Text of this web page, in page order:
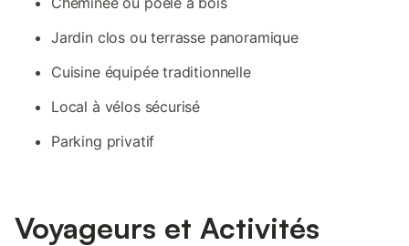
Jardin clos ou terrasse panoramique
Cuisine équipée traditionnelle
Local à vélos sécurisé
Parking privatif
Voyageurs et Activités